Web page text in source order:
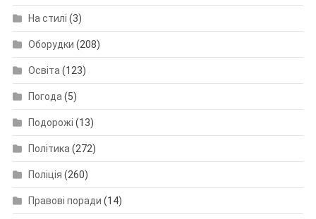
На стилі (3)
Оборудки (208)
Освіта (123)
Погода (5)
Подорожі (13)
Політика (272)
Поліція (260)
Правові поради (14)